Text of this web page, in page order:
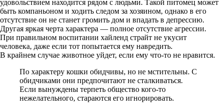
удовольствием находится рядом с людьми. Такой питомец может
быть компаньоном и ходить следом за хозяином, однако в его
отсутствие он не станет громить дом и впадать в депрессию.
Другая яркая черта характера — полное отсутствие агрессии.
При правильном воспитании хайленд страйт не укусит
человека, даже если тот попытается ему навредить.
В крайнем случае животное уйдет, если ему что-то не нравится.
По характеру кошки обидчивы, но не мстительны. С
обидчиками они предпочитают не сталкиваться.
Если вынуждены терпеть общество кого-то
нежелательного, стараются его игнорировать.